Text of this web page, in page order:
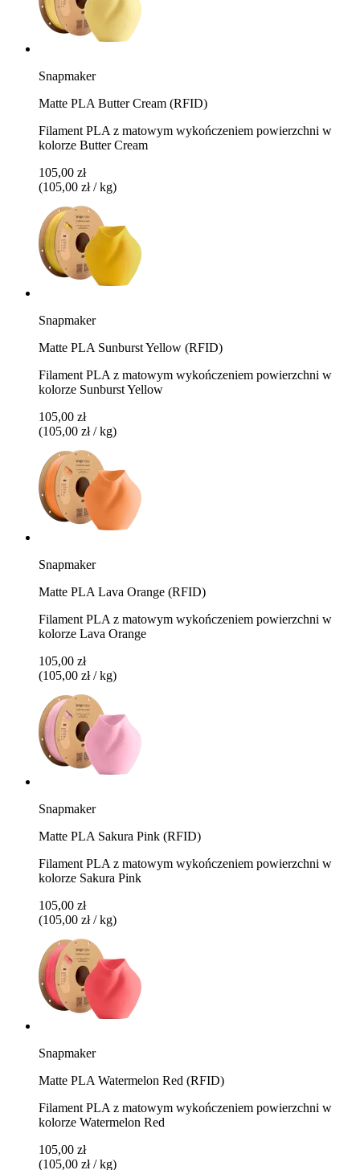
Snapmaker
Matte PLA Butter Cream (RFID)
Filament PLA z matowym wykończeniem powierzchni w
kolorze Butter Cream
105,00 zł
(105,00 zł / kg)
Snapmaker
Matte PLA Sunburst Yellow (RFID)
Filament PLA z matowym wykończeniem powierzchni w
kolorze Sunburst Yellow
105,00 zł
(105,00 zł / kg)
Snapmaker
Matte PLA Lava Orange (RFID)
Filament PLA z matowym wykończeniem powierzchni w
kolorze Lava Orange
105,00 zł
(105,00 zł / kg)
Snapmaker
Matte PLA Sakura Pink (RFID)
Filament PLA z matowym wykończeniem powierzchni w
kolorze Sakura Pink
105,00 zł
(105,00 zł / kg)
Snapmaker
Matte PLA Watermelon Red (RFID)
Filament PLA z matowym wykończeniem powierzchni w
kolorze Watermelon Red
105,00 zł
(105,00 zł / kg)